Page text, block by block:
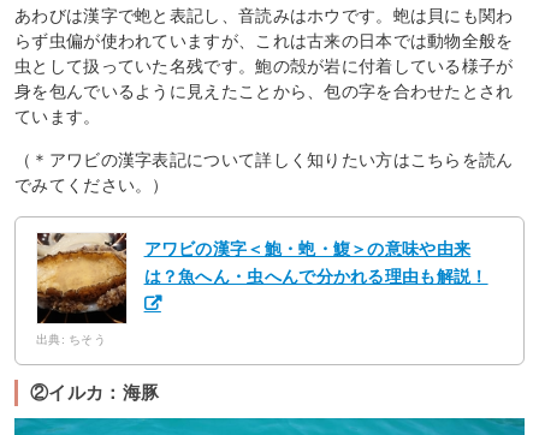
あわびは漢字で蚫と表記し、音読みはホウです。蚫は貝にも関わ
らず虫偏が使われていますが、これは古来の日本では動物全般を
虫として扱っていた名残です。鮑の殻が岩に付着している様子が
身を包んでいるように見えたことから、包の字を合わせたとされ
ています。
（＊アワビの漢字表記について詳しく知りたい方はこちらを読ん
でみてください。）
アワビの漢字＜鮑・蚫・鰒＞の意味や由来
は？魚へん・虫へんで分かれる理由も解説！
出典: ちそう
②イルカ：海豚